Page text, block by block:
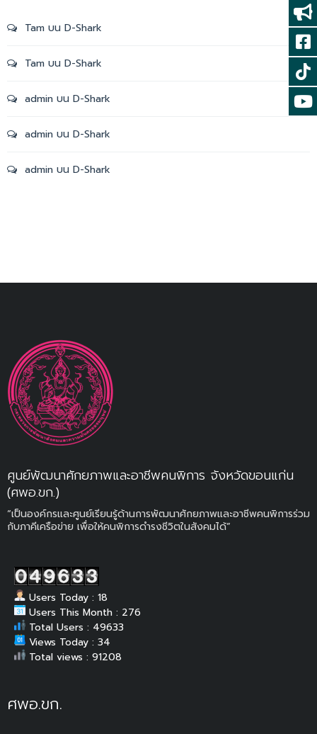
Tam บน D-Shark
Tam บน D-Shark
admin บน D-Shark
admin บน D-Shark
admin บน D-Shark
ศูนย์พัฒนาศักยภาพและอาชีพคนพิการ จังหวัดขอนแก่น
(ศพอ.ขก.)
“เป็นองค์กรและศูนย์เรียนรู้ด้านการพัฒนาศักยภาพและอาชีพคนพิการร่วม
กับภาคีเครือข่าย เพื่อให้คนพิการดำรงชีวิตในสังคมได้”
Users Today : 18
Users This Month : 276
Total Users : 49633
Views Today : 34
Total views : 91208
ศพอ.ขก.